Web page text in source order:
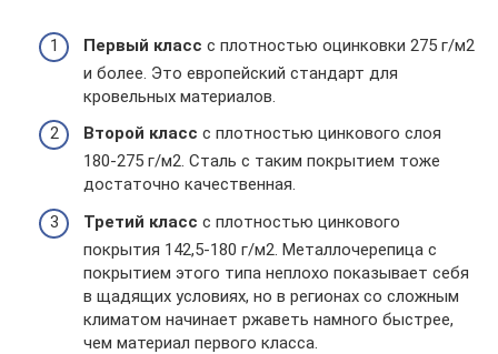
Первый класс с плотностью оцинковки 275 г/м2
и более. Это европейский стандарт для
кровельных материалов.
Второй класс с плотностью цинкового слоя
180-275 г/м2. Сталь с таким покрытием тоже
достаточно качественная.
Третий класс с плотностью цинкового
покрытия 142,5-180 г/м2. Металлочерепица с
покрытием этого типа неплохо показывает себя
в щадящих условиях, но в регионах со сложным
климатом начинает ржаветь намного быстрее,
чем материал первого класса.